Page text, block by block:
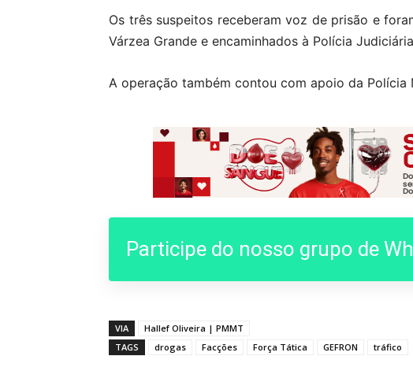
Os três suspeitos receberam voz de prisão e
Várzea Grande e encaminhados à Polícia
A operação também contou com apoio da
Participe do nosso grupo de
VIA
Hallef Oliveira | PMMT
TAGS
drogas Facções Força Tática GEFRON tráfico